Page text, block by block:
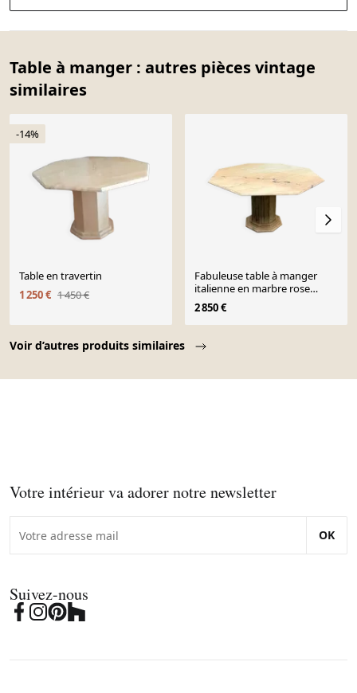
Table à manger : autres pièces vintage
similaires
Voir d’autres produits similaires
-14%
Table en travertin
1 250 € 1 450 €
Fabuleuse table à manger
italienne en marbre rose
blush, années 1980.
2 850 €
Votre intérieur va adorer notre newsletter
OK
Suivez-nous